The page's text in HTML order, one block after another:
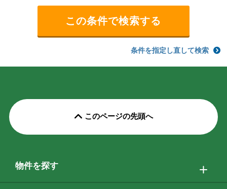
条件を指定し直して検索
このページの先頭へ
物件を探す